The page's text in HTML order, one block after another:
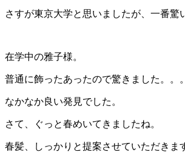
さすが東京大学と思いましたが、一番驚
在学中の雅子様。
普通に飾ったあったので驚きました。。。
なかなか良い発見でした。
さて、ぐっと春めいてきましたね。
春髪、しっかりと提案させていただきま